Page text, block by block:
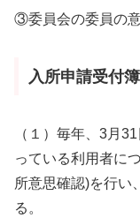
③委員会の委員の
入所申請受付
（１）毎年、3月
っている利用者に
所意思確認)を行い
る。